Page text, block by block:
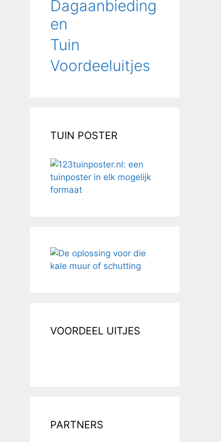
Dagaanbieding
en
Tuin
Voordeeluitjes
TUIN POSTER
VOORDEEL UITJES
PARTNERS